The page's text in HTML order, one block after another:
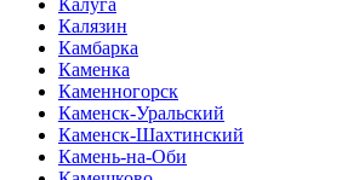
Калуга
Калязин
Камбарка
Каменка
Каменногорск
Каменск-Уральский
Каменск-Шахтинский
Камень-на-Оби